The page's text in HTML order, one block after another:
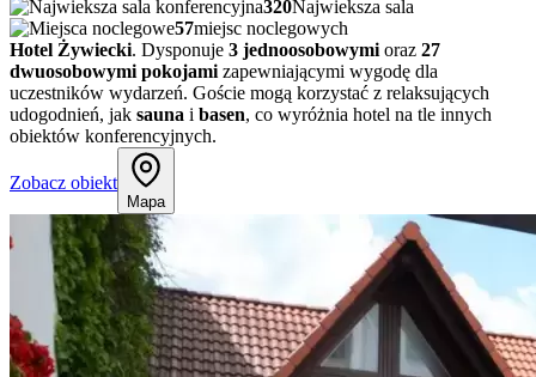
320Najwieksza sala
57miejsc noclegowych
Hotel Żywiecki. Dysponuje 3 jednoosobowymi oraz 27
dwuosobowymi pokojami zapewniającymi wygodę dla
uczestników wydarzeń. Goście mogą korzystać z relaksujących
udogodnień, jak sauna i basen, co wyróżnia hotel na tle innych
obiektów konferencyjnych.
Zobacz obiekt
Mapa